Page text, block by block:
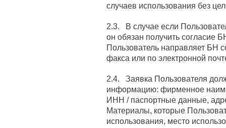
случаев использования без
2.3. В случае если
он обязан получить согласие
Пользователь направляет БН
факса или по электронной
2.4. Заявка Пользователя
информацию: фирменное
ИНН / паспортные данные,
Материалы, которые
использования, место